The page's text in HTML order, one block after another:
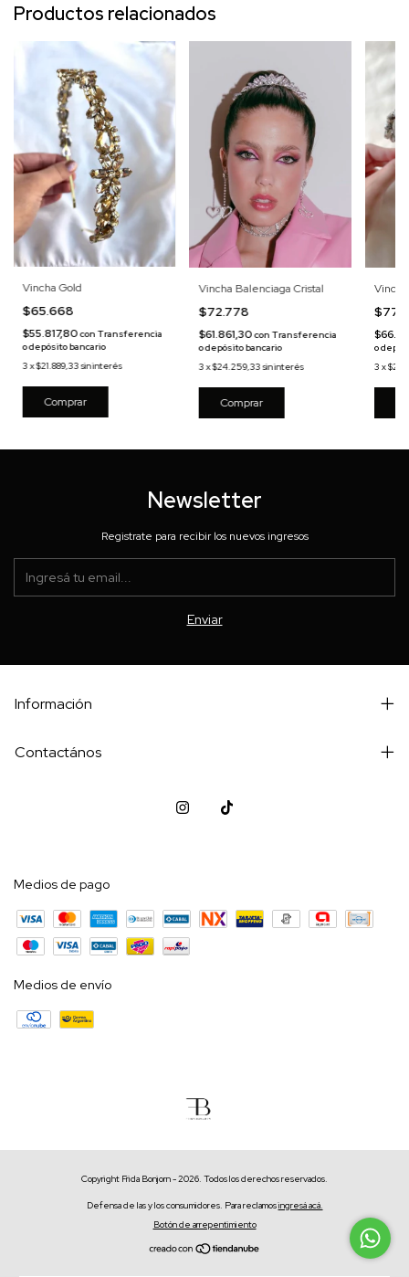
Productos relacionados
Vincha Gold
$65.668
$55.817,80con Transferencia
o depósito bancario
3 x$21.889,33 sin interés
Vincha Balenciaga Cristal
$72.778
$61.861,30conTransferencia
o depósito bancario
3x$24.259,33sin interés
Comprar
o
3 x
Newsletter
Registrate para recibir los nuevos ingresos
Información
Contactános
Medios de pago
Medios de envío
Copyright Frida Bonjorn - 2026. Todos los derechos reservados.
Defensa de las y los consumidores. Para reclamosingresá acá.
Botón de arrepentimiento